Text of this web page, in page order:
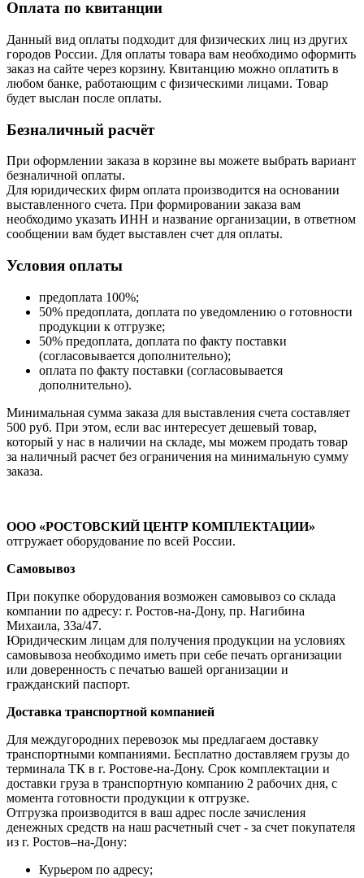
Оплата по квитанции
Данный вид оплаты подходит для физических лиц из других
городов России. Для оплаты товара вам необходимо оформить
заказ на сайте через корзину. Квитанцию можно оплатить в
любом банке, работающим с физическими лицами. Товар
будет выслан после оплаты.
Безналичный расчёт
При оформлении заказа в корзине вы можете выбрать вариант
безналичной оплаты.
Для юридических фирм оплата производится на основании
выставленного счета. При формировании заказа вам
необходимо указать ИНН и название организации, в ответном
сообщении вам будет выставлен счет для оплаты.
Условия оплаты
предоплата 100%;
50% предоплата, доплата по уведомлению о готовности
продукции к отгрузке;
50% предоплата, доплата по факту поставки
(согласовывается дополнительно);
оплата по факту поставки (согласовывается
дополнительно).
Минимальная сумма заказа для выставления счета составляет
500 руб. При этом, если вас интересует дешевый товар,
который у нас в наличии на складе, мы можем продать товар
за наличный расчет без ограничения на минимальную сумму
заказа.
ООО «РОСТОВСКИЙ ЦЕНТР КОМПЛЕКТАЦИИ»
отгружает оборудование по всей России.
Самовывоз
При покупке оборудования возможен самовывоз со склада
компании по адресу: г. Ростов-на-Дону, пр. Нагибина
Михаила, 33а/47.
Юридическим лицам для получения продукции на условиях
самовывоза необходимо иметь при себе печать организации
или доверенность с печатью вашей организации и
гражданский паспорт.
Доставка транспортной компанией
Для междугородних перевозок мы предлагаем доставку
транспортными компаниями. Бесплатно доставляем грузы до
терминала ТК в г. Ростове-на-Дону. Срок комплектации и
доставки груза в транспортную компанию 2 рабочих дня, с
момента готовности продукции к отгрузке.
Отгрузка производится в ваш адрес после зачисления
денежных средств на наш расчетный счет - за счет покупателя
из г. Ростов–на-Дону:
Курьером по адресу;